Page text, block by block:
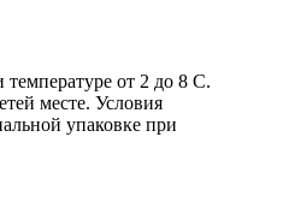
от 2 до 8 С.
месте. Условия
упаковке при